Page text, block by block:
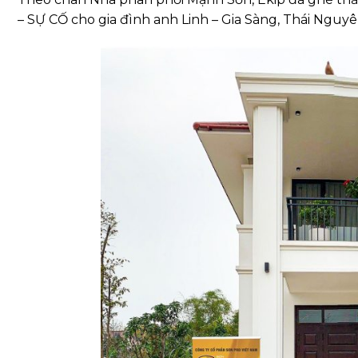
– SỰ CỐ cho gia đình anh Linh – Gia Sàng, Thái